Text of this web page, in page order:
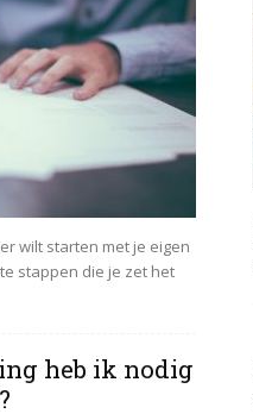
wilt starten met je eigen
stappen die je zet het
heb ik nodig